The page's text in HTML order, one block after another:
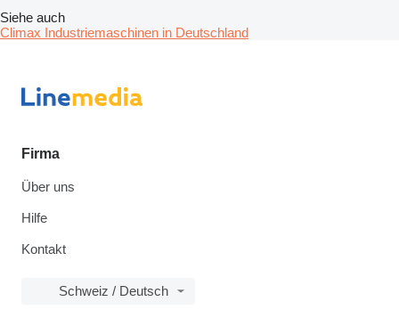
Siehe auch
Climax Industriemaschinen in Deutschland
Firma
Über uns
Hilfe
Kontakt
Schweiz / Deutsch